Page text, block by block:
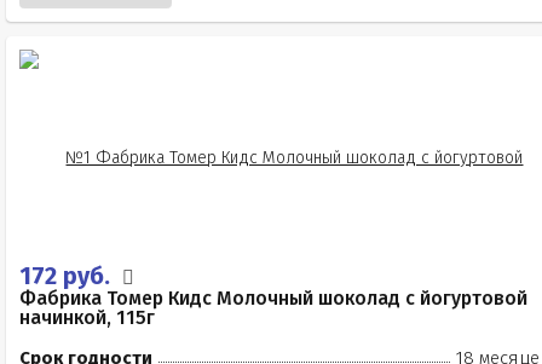
172 руб.
Фабрика Томер Кидс Молочный шоколад с йогуртовой
начинкой, 115г
Срок годности 18